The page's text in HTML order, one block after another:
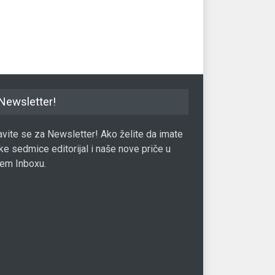
se za Newsletter! Ako želite da imate
sedmice editorijal i naše nove priče u
Inboxu.